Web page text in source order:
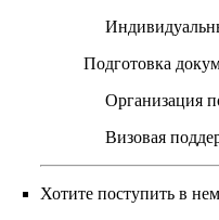
Подготовка
Организация
Визовая
Хотите поступить в